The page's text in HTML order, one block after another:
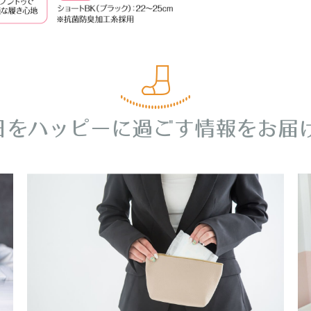
をハッピーに過ごす情報をお届